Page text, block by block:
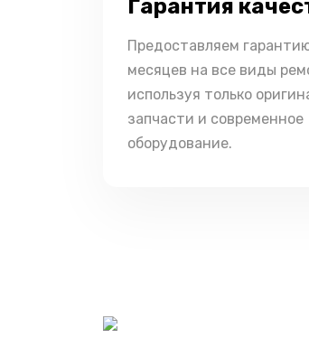
Гарантия
Предоставляем
месяцев на все виды
используя только
запчасти и современное
оборудование.